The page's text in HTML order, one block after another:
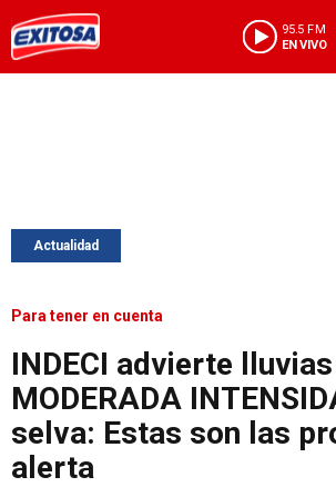
95.5 FM
EN VIVO
Actualidad
Para tener en cuenta
INDECI advierte
MODERADA
selva: Estas son las
alerta